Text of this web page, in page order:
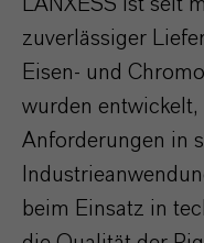
LANXESS ist seit
zuverlässiger
Eisen- und
wurden
Anforderungen in
beim Einsatz in